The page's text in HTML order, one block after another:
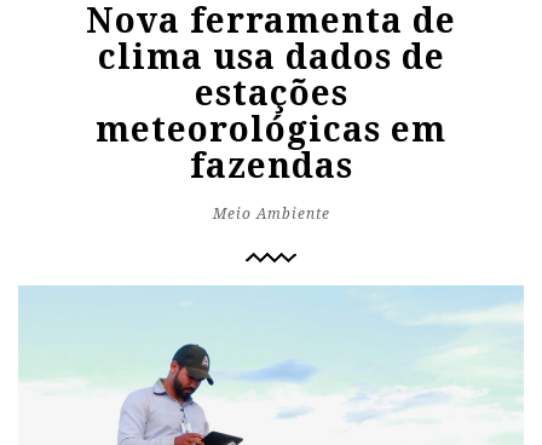
Nova ferramenta de
clima usa dados de
estações
meteorológicas em
fazendas
Meio Ambiente